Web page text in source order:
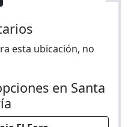
esta ubicación, no
en Santa